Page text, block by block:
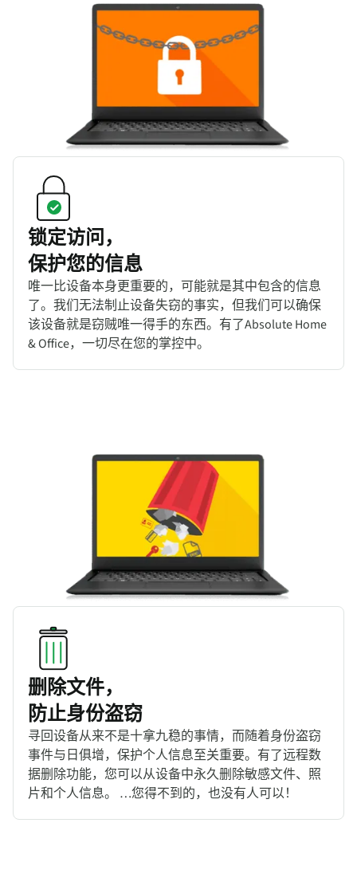
锁定访问，
保护您的信息
唯一比设备本身更重要的，可能就是其中包含的信息
了。我们无法制止设备失窃的事实，但我们可以确保
该设备就是窃贼唯一得手的东西。有了Absolute Home
& Office，一切尽在您的掌控中。
删除文件，
防止身份盗窃
寻回设备从来不是十拿九稳的事情，而随着身份盗窃
事件与日俱增，保护个人信息至关重要。有了远程数
据删除功能，您可以从设备中永久删除敏感文件、照
片和个人信息。 …您得不到的，也没有人可以！